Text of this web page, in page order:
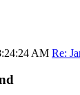
AM Re: